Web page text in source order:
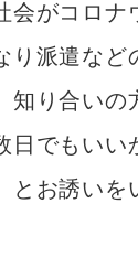
会がコロナ
り派遣など
知り合いの
日でもいい
とお誘いを